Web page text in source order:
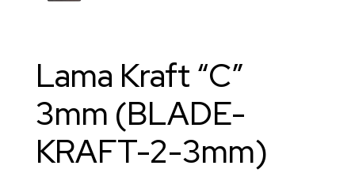
Lama Kraft “C”
3mm (BLADE-
KRAFT-2-3mm)